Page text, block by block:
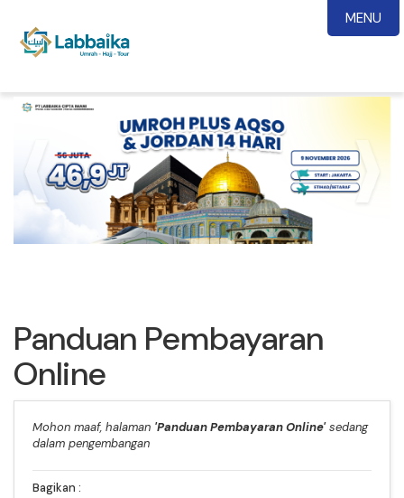
Panduan Pembayaran
Online
Mohon maaf, halaman 'Panduan Pembayaran Online'sedang
dalam pengembangan
Bagikan :
MENU